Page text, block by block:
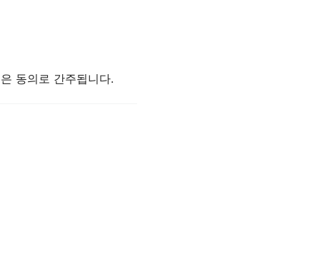
동의로 간주됩니다.